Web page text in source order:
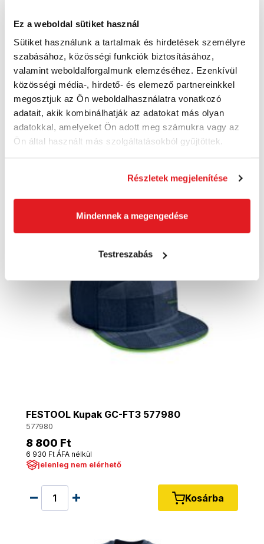
Ez a weboldal sütiket használ
Sütiket használunk a tartalmak és hirdetések személyre
szabásához, közösségi funkciók biztosításához,
valamint weboldalforgalmunk elemzéséhez. Ezenkívül
közösségi média-, hirdető- és elemező partnereinkkel
megosztjuk az Ön weboldalhasználatra vonatkozó
adatait, akik kombinálhatják az adatokat más olyan
adatokkal, amelyeket Ön adott meg számukra vagy az
Ön által használt más szolgáltatásokból gyűjtöttek.
Részletek megjelenítése
Mindennek a megengedése
Testreszabás
MILWAUKEE Melegítő kabát M12HPJBL2-0 XL
4932480074
90 850 Ft
75 520 Ft
59 470 Ft ÁFA nélkül
Približne 10 dní
Kosárba
FESTOOL Kupak GC-FT3 577980
577980
8 800 Ft
6 930 Ft ÁFA nélkül
jelenleg nem elérhető
Kosárba